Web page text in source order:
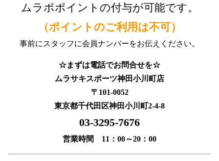
ムラポポイントの付与が可能です。
（ポイントのご利用は不可）
事前にスタッフに会員ナンバーをお伝えください。
☆まずは電話でお問合せを☆
ムラサキスポーツ神田小川町店
〒101-0052
東京都千代田区神田小川町2-4-8
03-3295-7676
営業時間 11：00～20：00